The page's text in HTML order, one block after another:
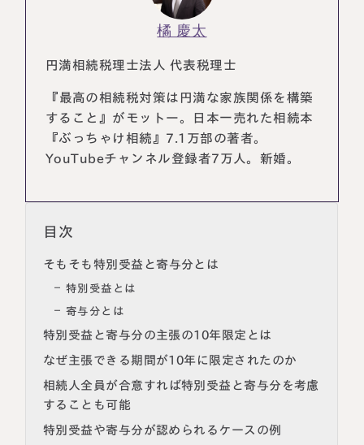
〒107-0062
東京都港区南青山一丁目2番6号
ラティス青山スクエア2階
大阪事務所
〒530-0017
Access
円満相続塾（受講生募集中）
橘 慶太
円満相続税理士法人 代表税理士
『最高の相続税対策は円満な家族関係を構築
すること』がモットー。日本一売れた相続本
『ぶっちゃけ相続』7.1万部の著者。
YouTubeチャンネル登録者7万人。新婚。
目次
そもそも特別受益と寄与分とは
特別受益とは
寄与分とは
特別受益と寄与分の主張の10年限定とは
なぜ主張できる期間が10年に限定されたのか
相続人全員が合意すれば特別受益と寄与分を考慮
することも可能
特別受益や寄与分が認められるケースの例